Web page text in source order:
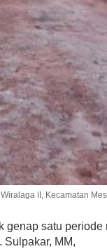
II, Kecamatan
genap satu periode
Sulpakar, MM,